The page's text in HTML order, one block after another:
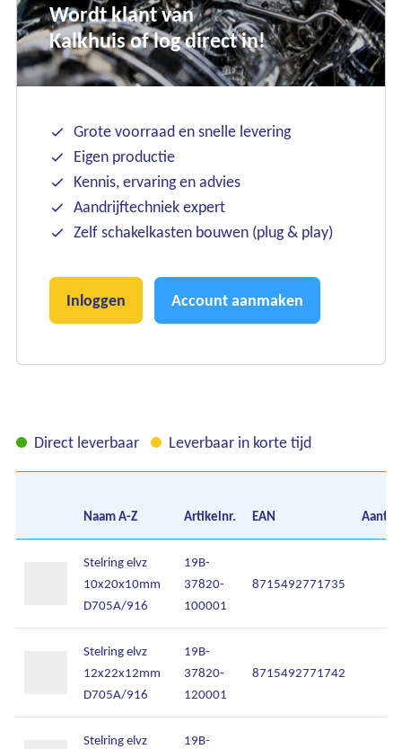
Wordt klant van
Kalkhuis of log direct in!
Grote voorraad en snelle levering
Eigen productie
Kennis, ervaring en advies
Aandrijftechniek expert
Zelf schakelkasten bouwen (plug & play)
Inloggen Account aanmaken
Direct leverbaar Leverbaar in korte tijd
NaamA-Z Artikelnr. EAN Aantal
Stelring elvz
10x20x10mm
D705A/916
19B-
37820-
100001
8715492771735
Stelring elvz
12x22x12mm
D705A/916
19B-
37820-
120001
8715492771742
Stelring elvz
19B-